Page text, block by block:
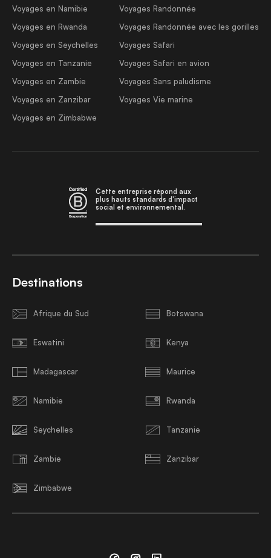
Voyages en Namibie
Voyages en Rwanda
Voyages en Seychelles
Voyages en Tanzanie
Voyages en Zambie
Voyages en Zanzibar
Voyages en Zimbabwe
Voyages Randonnée
Voyages Randonnée avec les gorilles
Voyages Safari
Voyages Safari en avion
Voyages Sans paludisme
Voyages Vie marine
Cette entreprise répond aux
plus hauts standards d'impact
social et environnemental.
Destinations
Afrique du Sud Botswana
Eswatini Kenya
Madagascar Maurice
Namibie Rwanda
Seychelles Tanzanie
Zambie Zanzibar
Zimbabwe
FacebookInstagramLinkedin